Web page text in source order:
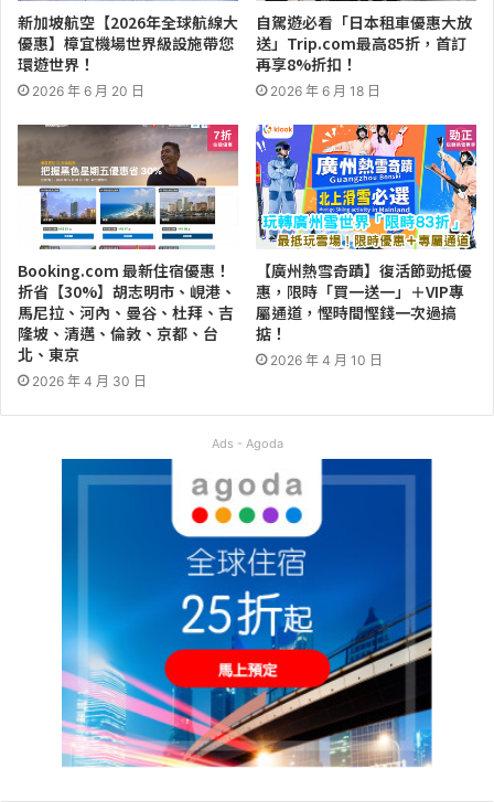
新加坡航空【2026年全球航線大
優惠】樟宜機場世界級設施帶您
環遊世界！
2026 年 6 月 20 日
自駕遊必看「日本租車優惠大放
送」Trip.com最高85折，首訂
再享8%折扣！
2026 年 6 月 18 日
Booking.com 最新住宿優惠！
折省【30%】胡志明市、峴港、
馬尼拉、河內、曼谷、杜拜、吉
隆坡、清邁、倫敦、京都、台
北、東京
2026 年 4 月 30 日
【廣州熱雪奇蹟】復活節勁抵優
惠，限時「買一送一」＋VIP專
屬通道，慳時間慳錢一次過搞
掂！
2026 年 4 月 10 日
Ads - Agoda